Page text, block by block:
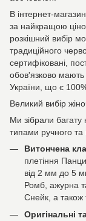
В інтернет-
за найкращою
розкішний вибір
традиційного
сертифіковані,
обов'язково
України, що є
Великий вибір
Ми зібрали багату
типами ручного
Витончена
плетіння
від 2 мм до 5
Ромб, ажурна
Снейк, а також
Оригінальні